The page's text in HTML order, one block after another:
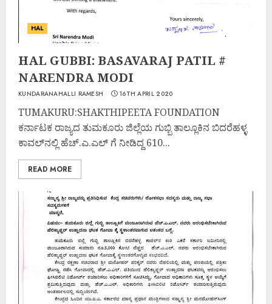
HAL
HAL GUBBI: BASAVARAJ PATIL #
NARENDRA MODI
KUNDARANAHALLI RAMESH 16TH APRIL 2020
TUMAKURU:SHAKTHIPEETA FOUNDATION
ಕರ್ನಾಟಕ ರಾಜ್ಯದ ತುಮಕೂರು ಜಿಲ್ಲೆಯ ಗುಬ್ಬಿ ತಾಲ್ಲೂಕಿನ ಬಿದರೆಹಳ್ಳ
ಕಾವಲ್‌ನಲ್ಲಿ ಹೆಚ್.ಎ.ಎಲ್ ಗೆ ನೀಡಿದ್ದ 610...
READ MORE